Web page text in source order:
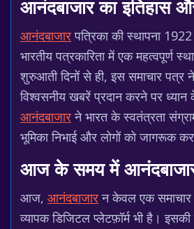
आनंदबाजार का इतिहास
आनंदबाजारपत्रिका की स्थापना
भारतीय पत्रकारिता में एक महत्वपूर्ण
शुरुआती दिनों से ही, इस समाचार पत्र
विश्वसनीय खबरें प्रदान करने पर ध्यान
आनंदबाजारने भारत के स्वतंत्रता
भूमिका निभाई और लोगों को जागरूक
आज के समय में
आज, आनंदबाजारन केवल एक
व्यापक डिजिटल प्लेटफ़ॉर्म भी है।